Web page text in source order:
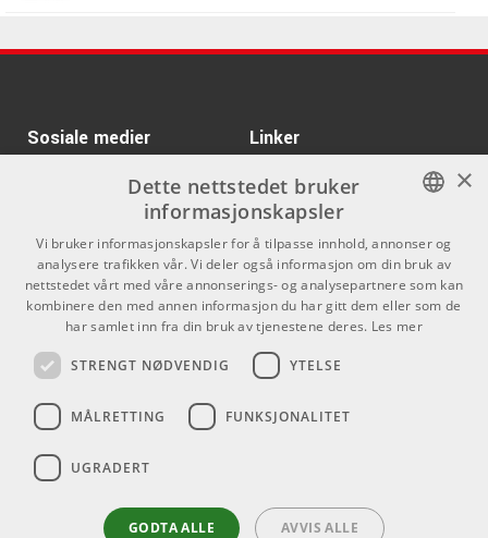
ARTIKKELNUMMER 1090422
for AstroLab, KL88MKII
Teenage Engineering
audio cable reg right
ARTIKKELNUMMER 1090754
Teenage Engineering
field bag small white
ARTIKKELNUMMER 1090631
IK Multimedia UNO Kr 5349/stk
sE Electronics MP03 -
capsules
Sosiale medier Linker
Om Oss
Kontakt oss
Kjøpsvilkår
Butikken
Varemerker
0555 Oslo
NORWEGIAN
×
Dette nettstedet bruker
informasjonskapsler
Vi bruker informasjonskapsler for å tilpasse innhold, annonser og
analysere trafikken vår. Vi deler også informasjon om din bruk av
nettstedet vårt med våre annonserings- og analysepartnere som kan
kombinere den med annen informasjon du har gitt dem eller som de
har samlet inn fra din bruk av tjenestene deres. Les mer
STRENGT NØDVENDIG YTELSE
MÅLRETTING FUNKSJONALITET
UGRADERT
GODTA ALLE AVVIS ALLE